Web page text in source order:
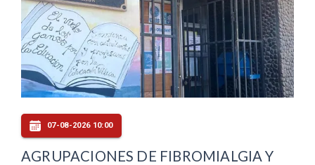
07-08-2026 10:00
AGRUPACIONES DE FIBROMIALGIA Y